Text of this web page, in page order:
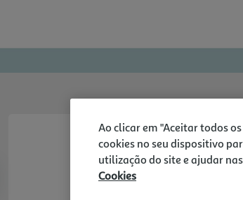
Ao clicar em "Aceitar todos
cookies no seu dispositivo
utilização do site e ajudar
Cookies